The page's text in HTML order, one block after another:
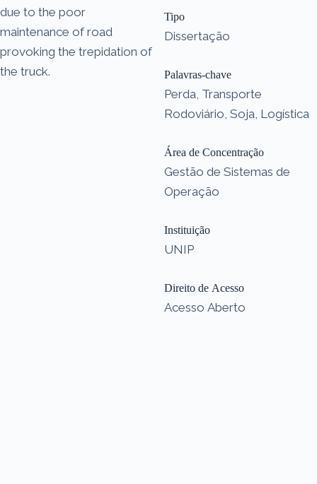
due to the poor
maintenance of road
provoking the trepidation of
the truck.
Tipo
Dissertação
Palavras-chave
Perda, Transporte
Rodoviário, Soja, Logística
Área de Concentração
Gestão de Sistemas de
Operação
Instituição
UNIP
Direito de Acesso
Acesso Aberto